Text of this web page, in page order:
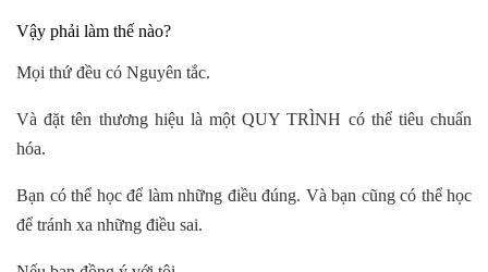
Vậy phải làm thế nào?
Mọi thứ đều có Nguyên tắc.
Và đặt tên thương hiệu là một QUY TRÌNH có thể tiêu chuẩn
hóa.
Bạn có thể học để làm những điều đúng. Và bạn cũng có thể học
để tránh xa những điều sai.